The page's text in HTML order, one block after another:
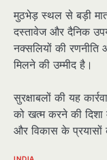
मुठभेड़ स्थल से बड़ी
दस्तावेज और दैनिक
नक्सलियों की रणनीति
मिलने की उम्मीद है।
सुरक्षाबलों की यह
को खत्म करने की
और विकास के प्रयासों